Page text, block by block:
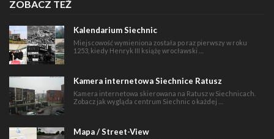
ZOBACZ TEŻ
Kalendarium Siechnic
Miejscowość wymieniona została po raz pierwszy w roku
1253, kiedy Henryk III książę wrocławski …
Kamera internetowa Siechnice Ratusz
Kamera internetowa skierowana na Ratusz w Siechnicach.
Zobacz jak wygląda centrum Siechnic o każdej …
Mapa / Street-View